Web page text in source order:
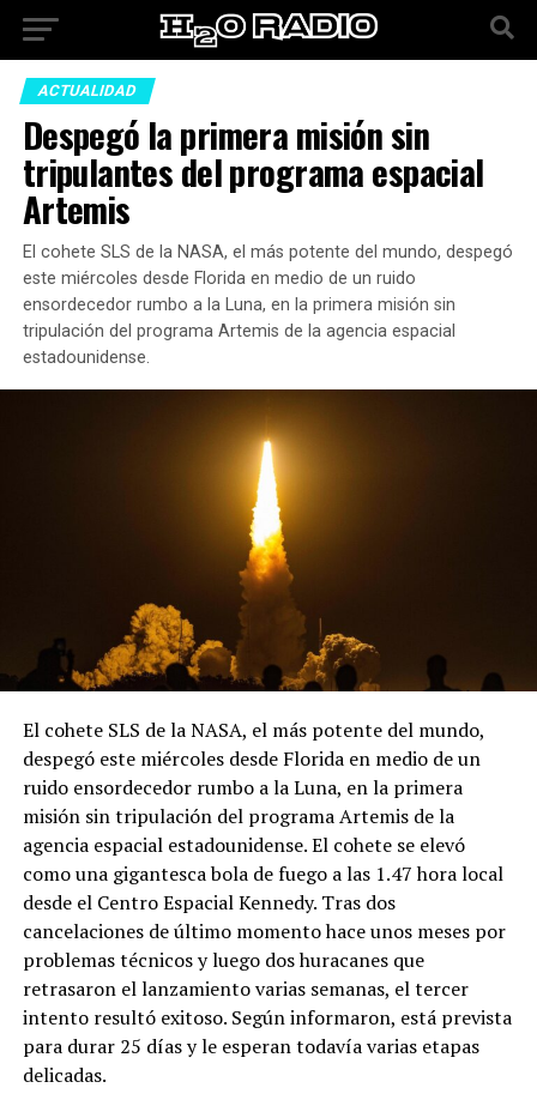
ACTUALIDAD
Despegó la primera misión sin
tripulantes del programa espacial
Artemis
El cohete SLS de la NASA, el más potente del mundo, despegó
este miércoles desde Florida en medio de un ruido
ensordecedor rumbo a la Luna, en la primera misión sin
tripulación del programa Artemis de la agencia espacial
estadounidense.
El cohete SLS de la NASA, el más potente del mundo,
despegó este miércoles desde Florida en medio de un
ruido ensordecedor rumbo a la Luna, en la primera
misión sin tripulación del programa Artemis de la
agencia espacial estadounidense. El cohete se elevó
como una gigantesca bola de fuego a las 1.47 hora local
desde el Centro Espacial Kennedy. Tras dos
cancelaciones de último momento hace unos meses por
problemas técnicos y luego dos huracanes que
retrasaron el lanzamiento varias semanas, el tercer
intento resultó exitoso. Según informaron, está prevista
para durar 25 días y le esperan todavía varias etapas
delicadas.